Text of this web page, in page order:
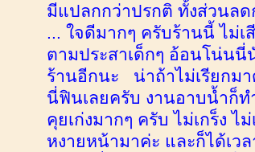
มีแปลกกว่าปรกติ ทั้งส่วนลด
... ใจดีมากๆ ครับร้านนี้ ไม่
ตามประสาเด็กๆ อ้อนโน่น
ร้านอีกนะ น่าถ้าไม่เรียกมา
นี่ฟินเลยครับ งานอาบน้ำก็
คุยเก่งมากๆ ครับ ไม่เกร็ง
หงายหน้ามาค่ะ และก็ได้เ